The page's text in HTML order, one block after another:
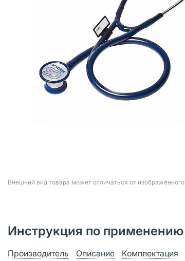
Bнешний вид товара может отличаться от изображённого
Инструкция по применению
Производитель Описание Комплектация